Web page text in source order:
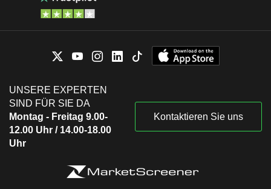
UNSERE EXPERTEN
SIND FÜR SIE DA
Montag - Freitag 9.00-
12.00 Uhr / 14.00-18.00
Uhr
Kontaktieren Sie uns